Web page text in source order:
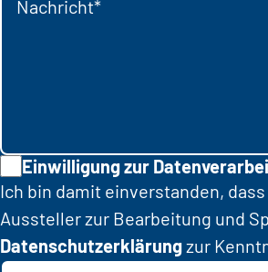
Nachricht*
Einwilligung zur
Ich bin damit einverstanden,
Aussteller zur Bearbeitung und
Datenschutzerklärungzur